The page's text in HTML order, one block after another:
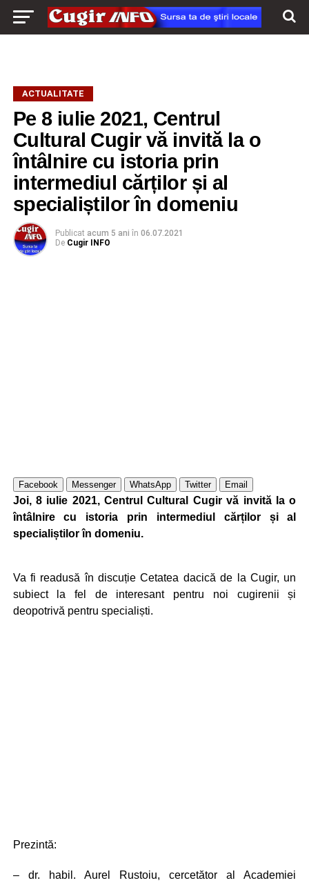
ACTUALITATE
Pe 8 iulie 2021, Centrul
Cultural Cugir vă invită la o
întâlnire cu istoria prin
intermediul cărților și al
specialiștilor în domeniu
Publicat acum 5 ani în 06.07.2021
De Cugir INFO
Facebook Messenger WhatsApp Twitter Email
Joi, 8 iulie 2021, Centrul Cultural Cugir vă invită la o
întâlnire cu istoria prin intermediul cărților și al
specialiștilor în domeniu.
Va fi readusă în discuție Cetatea dacică de la Cugir, un
subiect la fel de interesant pentru noi cugirenii și
deopotrivă pentru specialiști.
Prezintă:
– dr. habil. Aurel Rustoiu, cercetător al Academiei